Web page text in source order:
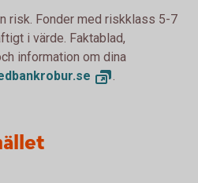
risk. Fonder med riskklass 5-7
i värde. Faktablad,
information om dina
se .